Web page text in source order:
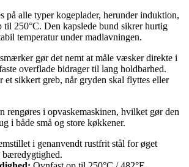
på alle typer kogeplader, herunder induktion,
til 250°C. Den kapslede bund sikrer hurtig
temperatur under madlavningen.
gør det nemt at måle væsker direkte i
overflade bidrager til lang holdbarhed.
et sikkert greb, når gryden skal flyttes eller
rengøres i opvaskemaskinen, hvilket gør den
i både små og store køkkener.
i genanvendt rustfrit stål for øget
bæredygtighed.